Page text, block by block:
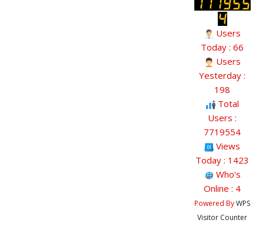
Users
Today : 66
Users
Yesterday :
198
Total
Users :
7719554
Views
Today : 1423
Who's
Online : 4
Powered ByWPS
Visitor Counter